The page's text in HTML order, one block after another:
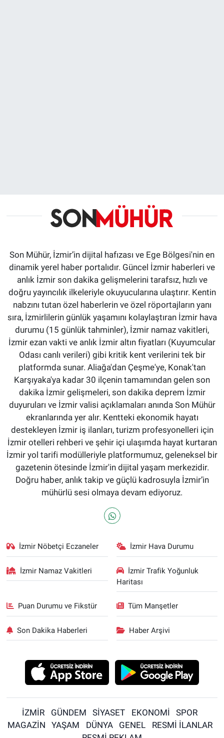
Son Mühür, İzmir’in dijital hafızası ve Ege Bölgesi'nin en
dinamik yerel haber portalıdır. Güncel İzmir haberleri ve
anlık İzmir son dakika gelişmelerini tarafsız, hızlı ve
doğru yayıncılık ilkeleriyle okuyucularına ulaştırır. Kentin
nabzını tutan özel haberlerin ve özel röportajların yanı
sıra, İzmirlilerin günlük yaşamını kolaylaştıran İzmir hava
durumu (15 günlük tahminler), İzmir namaz vakitleri,
İzmir ezan vakti ve anlık İzmir altın fiyatları (Kuyumcular
Odası canlı verileri) gibi kritik kent verilerini tek bir
platformda sunar. Aliağa'dan Çeşme'ye, Konak'tan
Karşıyaka'ya kadar 30 ilçenin tamamından gelen son
dakika İzmir gelişmeleri, son dakika deprem İzmir
duyuruları ve İzmir valisi açıklamaları anında Son Mühür
ekranlarında yer alır. Kentteki ekonomik hayatı
destekleyen İzmir iş ilanları, turizm profesyonelleri için
İzmir otelleri rehberi ve şehir içi ulaşımda hayat kurtaran
İzmir yol tarifi modülleriyle platformumuz, geleneksel bir
gazetenin ötesinde İzmir'in dijital yaşam merkezidir.
Doğru haber, anlık takip ve güçlü kadrosuyla İzmir’in
mühürlü sesi olmaya devam ediyoruz.
İzmir Nöbetçi Eczaneler İzmir Hava Durumu
İzmir Namaz Vakitleri
İzmir Trafik Yoğunluk
Haritası
Puan Durumu ve Fikstür Tüm Manşetler
Son Dakika Haberleri Haber Arşivi
İZMİR GÜNDEM SİYASET EKONOMİ
SPOR
MAGAZİN
YAŞAM DÜNYA GENEL
RESMİ İLANLAR